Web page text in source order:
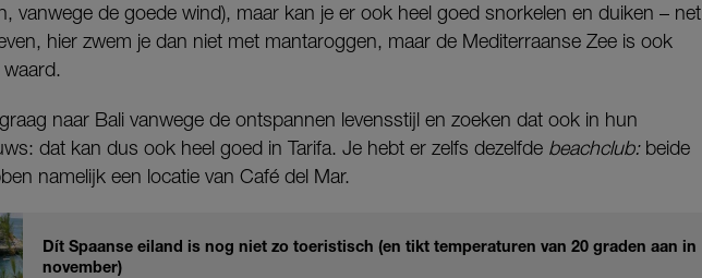
vanwege de goede wind), maar kan je er ook heel goed snorkelen en duiken – net
hier zwem je dan niet met mantaroggen, maar de Mediterraanse Zee is ook
naar Bali vanwege de ontspannen levensstijl en zoeken dat ook in hun
dat kan dus ook heel goed in Tarifa. Je hebt er zelfs dezelfde beachclub:beide
namelijk een locatie van Café del Mar.
Dít Spaanse eiland is nog niet zo toeristisch (en tikt temperaturen van 20 graden aan in
november)